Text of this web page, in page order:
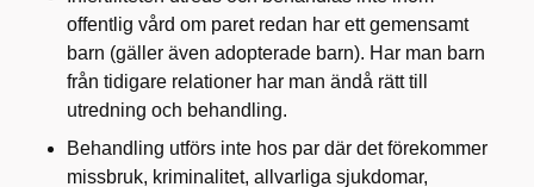
offentlig vård om paret redan har ett gemensamt
barn (gäller även adopterade barn). Har man barn
från tidigare relationer har man ändå rätt till
utredning och behandling.
Behandling utförs inte hos par där det förekommer
missbruk, kriminalitet, allvarliga sjukdomar,